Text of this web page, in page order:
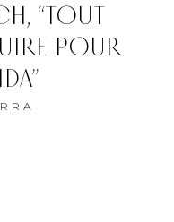
“TOUT
POUR